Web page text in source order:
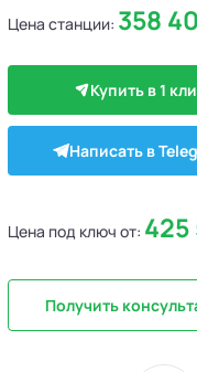
Цена станции: 358
Купить в 1
Написать в
Цена под ключ от: 425
Получить